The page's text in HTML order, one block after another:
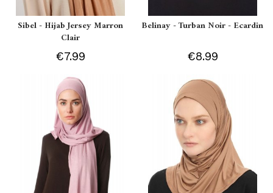
Sibel - Hijab Jersey Marron
Clair
€7.99
Belinay - Turban Noir - Ecardin
€8.99